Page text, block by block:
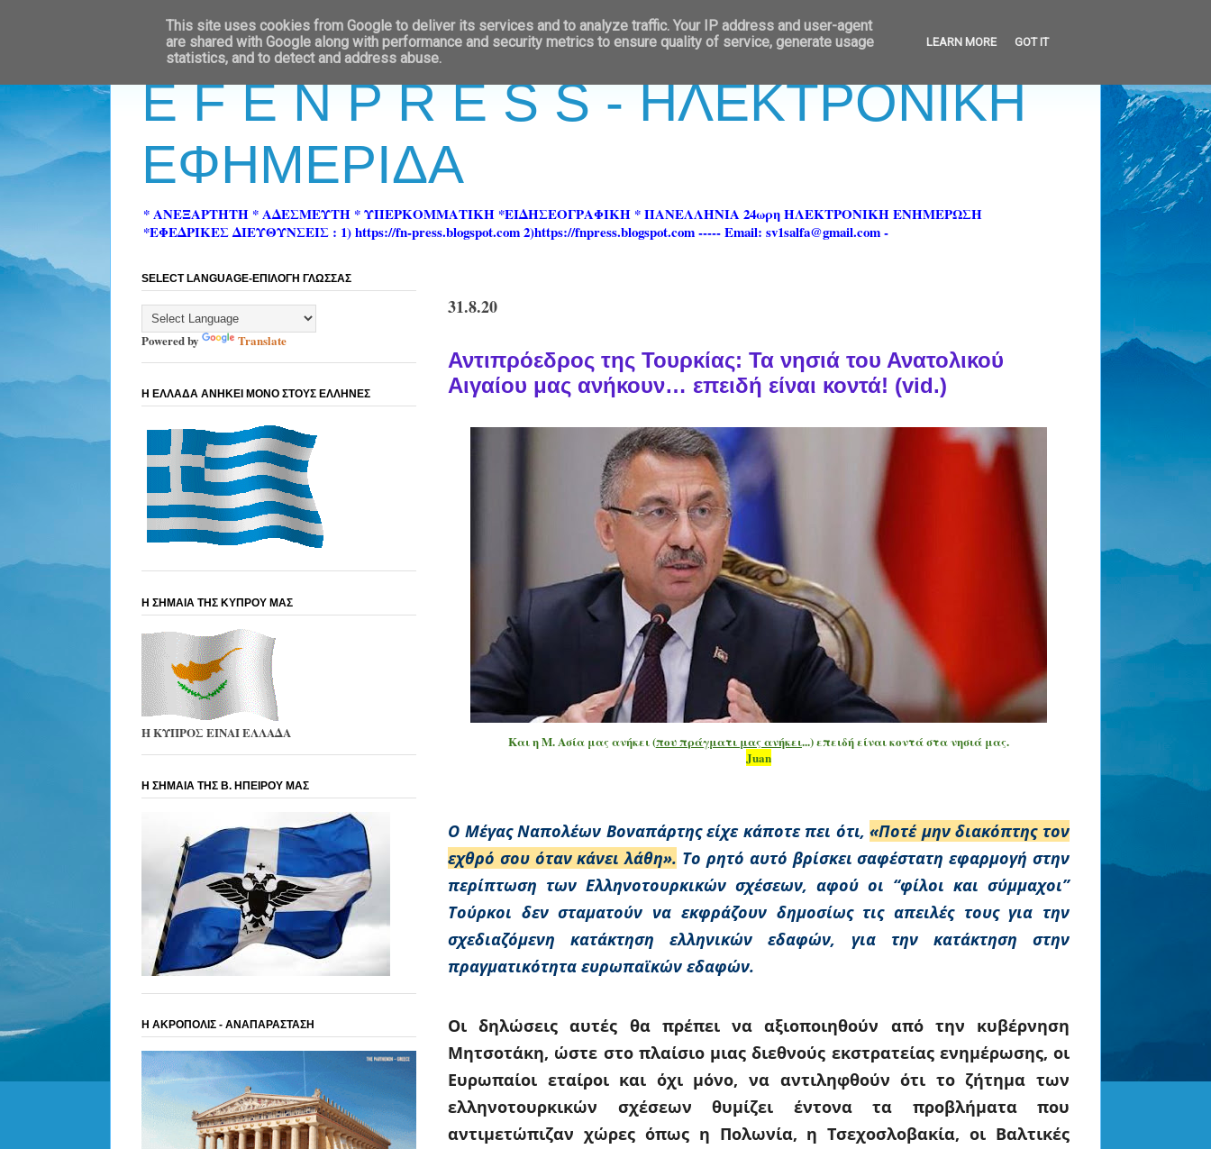
E F E N P R E S S - ΗΛΕΚΤΡΟΝΙΚΗ
ΕΦΗΜΕΡΙΔΑ
* ΑΝΕΞΑΡΤΗΤΗ * ΑΔΕΣΜΕΥΤΗ * ΥΠΕΡΚΟΜΜΑΤΙΚΗ *ΕΙΔΗΣΕΟΓΡΑΦΙΚΗ * ΠΑΝΕΛΛΗΝΙΑ 24ωρη ΗΛΕΚΤΡΟΝΙΚΗ ΕΝΗΜΕΡΩΣΗ
*ΕΦΕΔΡΙΚΕΣ ΔΙΕΥΘΥΝΣΕΙΣ : 1) https://fn-press.blogspot.com 2)https://fnpress.blogspot.com ----- Email: sv1salfa@gmail.com -
31.8.20
Αντιπρόεδρος της Τουρκίας: Τα νησιά του Ανατολικού
Αιγαίου μας ανήκουν… επειδή είναι κοντά! (vid.)
Και η Μ. Ασία μας ανήκει (που πράγματι μας ανήκει...) επειδή είναι κοντά στα νησιά μας.
Juan
Ο Μέγας Ναπολέων Βοναπάρτης είχε κάποτε πει ότι,«Ποτέ μην διακόπτης τον
εχθρό σου όταν κάνει λάθη». Το ρητό αυτό βρίσκει σαφέστατη εφαρμογή στην
περίπτωση των Ελληνοτουρκικών σχέσεων, αφού οι “φίλοι και σύμμαχοι”
Τούρκοι δεν σταματούν να εκφράζουν δημοσίως τις απειλές τους για την
σχεδιαζόμενη κατάκτηση ελληνικών εδαφών, για την κατάκτηση στην
πραγματικότητα ευρωπαϊκών εδαφών.
Οι δηλώσεις αυτές θα πρέπει να αξιοποιηθούν από την κυβέρνηση
Μητσοτάκη, ώστε στο πλαίσιο μιας διεθνούς εκστρατείας ενημέρωσης, οι
Ευρωπαίοι εταίροι και όχι μόνο, να αντιληφθούν ότι το ζήτημα των
ελληνοτουρκικών σχέσεων θυμίζει έντονα τα προβλήματα που
αντιμετώπιζαν χώρες όπως η Πολωνία, η Τσεχοσλοβακία, οι Βαλτικές
SELECT LANGUAGE-ΕΠΙΛΟΓΗ ΓΛΩΣΣΑΣ
Powered by Translate
Η ΕΛΛΑΔΑ ΑΝΗΚΕΙ ΜΟΝΟ ΣΤΟΥΣ ΕΛΛΗΝΕΣ
Η ΣΗΜΑΙΑ ΤΗΣ ΚΥΠΡΟΥ ΜΑΣ
Η ΚΥΠΡΟΣ ΕΙΝΑΙ ΕΛΛΑΔΑ
Η ΣΗΜΑΙΑ ΤΗΣ Β. ΗΠΕΙΡΟΥ ΜΑΣ
Η ΑΚΡΟΠΟΛΙΣ - ΑΝΑΠΑΡΑΣΤΑΣΗ
This site uses cookies from Google to deliver its services and to analyze traffic. Your IP address and user-agent
are shared with Google along with performance and security metrics to ensure quality of service, generate usage
statistics, and to detect and address abuse.
LEARN MORE GOT IT